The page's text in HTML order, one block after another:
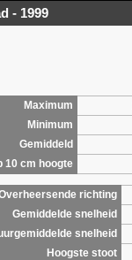
- 1999
Maximum
Minimum
Gemiddeld
10 cm hoogte
richting
Gemiddelde snelheid
snelheid
Hoogste stoot